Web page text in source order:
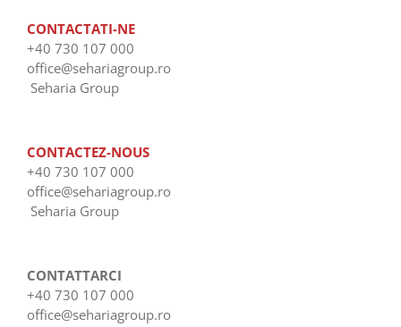
CONTACTATI-NE
+40 730 107 000
office@sehariagroup.ro
Seharia Group
CONTACTEZ-NOUS
+40 730 107 000
office@sehariagroup.ro
Seharia Group
CONTATTARCI
+40 730 107 000
office@sehariagroup.ro